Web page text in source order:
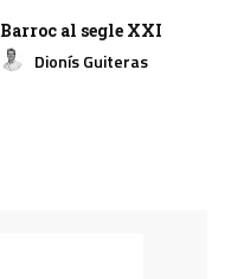
Barroc al segle XXI
Dionís Guiteras